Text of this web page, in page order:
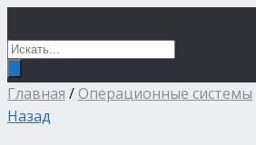
Главная / Операционные системы
Назад